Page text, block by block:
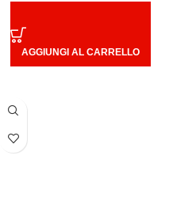
AGGIUNGI AL CARRELLO